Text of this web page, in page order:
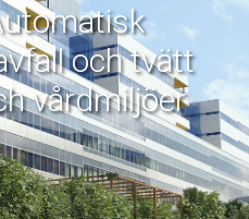
och tvätt
vårdmiljöer